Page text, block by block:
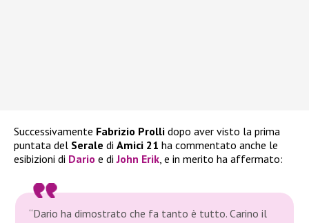
Successivamente Fabrizio Prolli dopo aver visto la prima
puntata del Serale di Amici 21 ha commentato anche le
esibizioni di Dario e diJohn Erik , e in merito ha affermato:
“Dario ha dimostrato che fa tanto è tutto. Carino il